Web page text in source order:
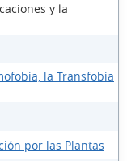
y la
la Transfobia
por las Plantas